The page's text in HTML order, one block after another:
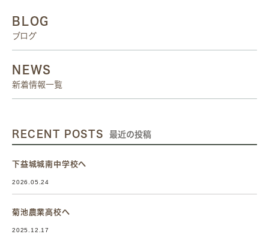
BLOG
ブログ
NEWS
新着情報一覧
RECENT POSTS 最近の投稿
下益城城南中学校へ
2026.05.24
菊池農業高校へ
2025.12.17